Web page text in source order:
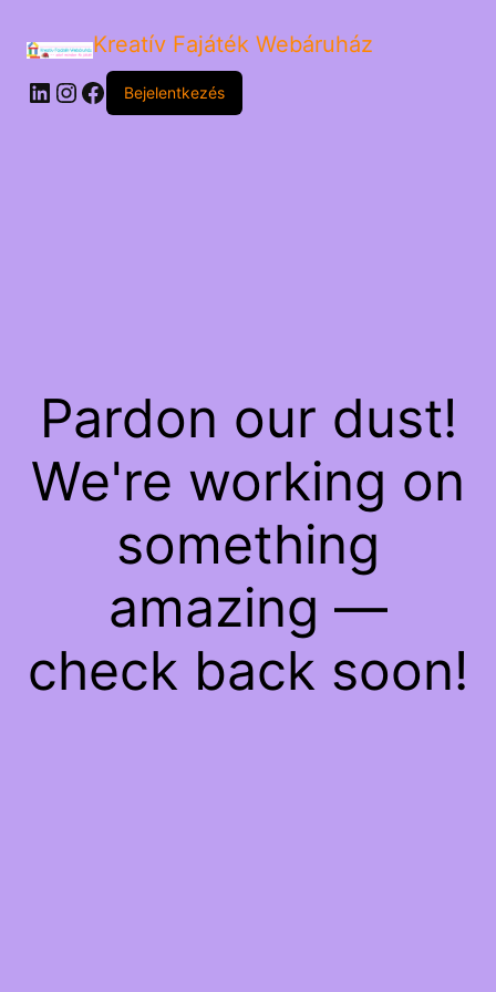
Kreatív Fajáték Webáruház
LinkedIn
Instagram
Facebook
Bejelentkezés
Pardon our dust!
We're working on
something
amazing —
check back soon!